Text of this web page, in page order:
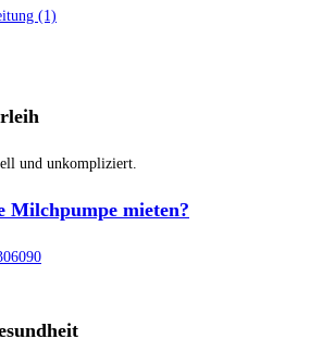
(1)
und unkompliziert.
Milchpumpe mieten?